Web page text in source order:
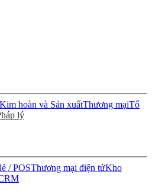
Kim hoàn và Sản xuấtThương mạiTổ
lý
/ POSThương mại điện tửKho